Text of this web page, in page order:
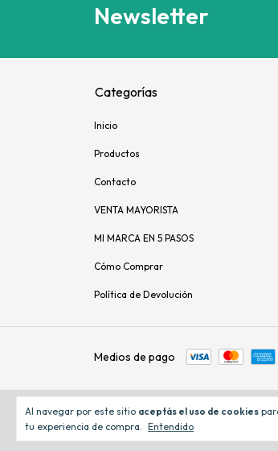
Al navegar por este sitio aceptás el uso de cookies
tu experiencia de compra. Entendido
Newsletter
Categorías
Inicio
Productos
Contacto
VENTA MAYORISTA
MI MARCA EN 5 PASOS
Cómo Comprar
Política de Devolución
Medios de pago
Copyright Drogueria Argentina - 30652795990 -